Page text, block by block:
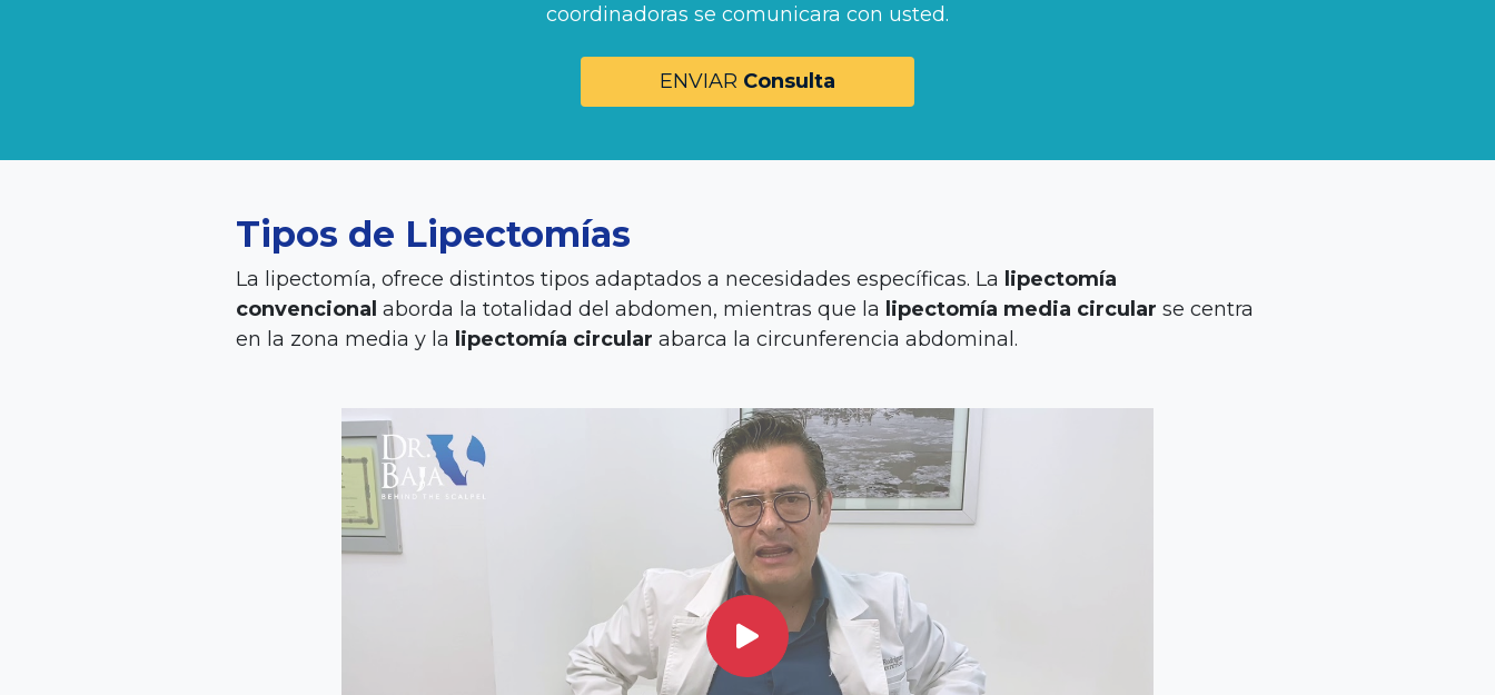
coordinadoras se comunicara con usted.
ENVIAR Consulta
Tipos de Lipectomías
La lipectomía, ofrece distintos tipos adaptados a necesidades específicas. La lipectomía
convencional aborda la totalidad del abdomen, mientras que la lipectomía media circular se centra
en la zona media y la lipectomía circular abarca la circunferencia abdominal.